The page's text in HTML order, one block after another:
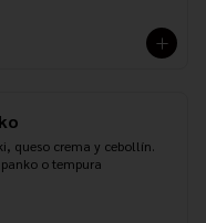
queso crema y cebollín.
o tempura